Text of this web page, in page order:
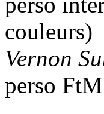
couleurs)
Vernon
perso